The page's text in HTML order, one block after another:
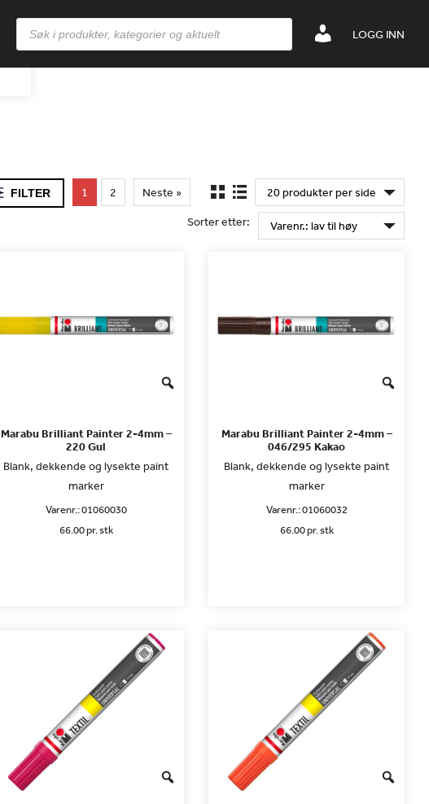
LOGG INN
Products
search
FILTER 1 2
Neste »
Sorter etter:
Marabu Brilliant Painter 2-4mm –
220 Gul
Blank, dekkende og lysekte paint
marker
Varenr.:01060030
66.00 pr. stk
Marabu Brilliant Painter 2-4mm –
046/295 Kakao
Blank, dekkende og lysekte paint
marker
Varenr.:01060032
66.00 pr. stk